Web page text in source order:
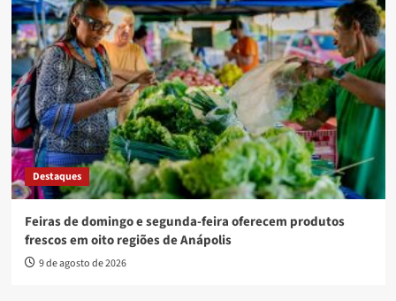
Destaques
Feiras de domingo e segunda-feira oferecem produtos
frescos em oito regiões de Anápolis
9 de agosto de 2026